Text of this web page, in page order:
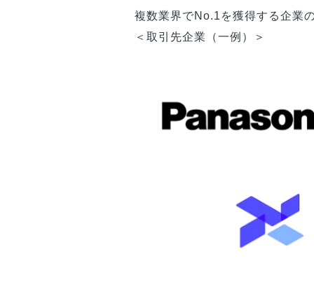
複数業界でNo.1を獲得する企業
＜取引先企業（一例）＞